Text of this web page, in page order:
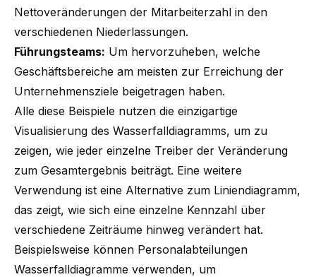
Nettoveränderungen der Mitarbeiterzahl in den
verschiedenen Niederlassungen.
Führungsteams: Um hervorzuheben, welche
Geschäftsbereiche am meisten zur Erreichung der
Unternehmensziele beigetragen haben.
Alle diese Beispiele nutzen die einzigartige
Visualisierung des Wasserfalldiagramms, um zu
zeigen, wie jeder einzelne Treiber der Veränderung
zum Gesamtergebnis beiträgt. Eine weitere
Verwendung ist eine Alternative zum Liniendiagramm,
das zeigt, wie sich eine einzelne Kennzahl über
verschiedene Zeiträume hinweg verändert hat.
Beispielsweise können Personalabteilungen
Wasserfalldiagramme verwenden, um